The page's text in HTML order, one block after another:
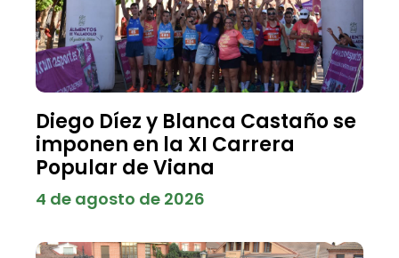
Diego Díez y Blanca Castaño se
imponen en la XI Carrera
Popular de Viana
4 de agosto de 2026